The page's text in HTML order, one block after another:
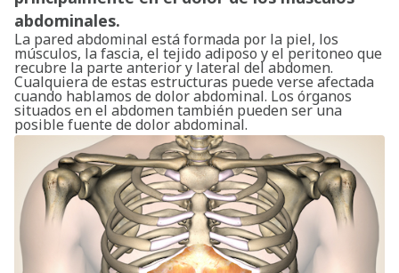
abdominales.
La pared abdominal está formada por la piel, los
músculos, la fascia, el tejido adiposo y el peritoneo que
recubre la parte anterior y lateral del abdomen.
Cualquiera de estas estructuras puede verse afectada
cuando hablamos de dolor abdominal. Los órganos
situados en el abdomen también pueden ser una
posible fuente de dolor abdominal.